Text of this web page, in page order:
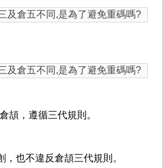
及倉五不同,是為了避免重碼嗎?
及倉五不同,是為了避免重碼嗎?
頡，遵循三代規則。
，也不違反倉頡三代規則。